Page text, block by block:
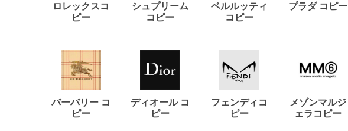
ロレックスコ
ピー
シュプリーム
コピー
ベルルッティ
コピー
プラダ コピー
バーバリー コ
ピー
ディオール コ
ピー
フェンディコ
ピー
メゾンマルジ
ェラコピー